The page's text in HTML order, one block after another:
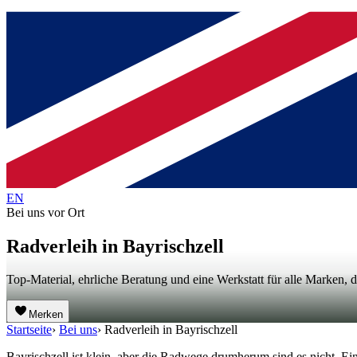
EN
Bei uns vor Ort
Radverleih in Bayrischzell
Top-Material, ehrliche Beratung und eine Werkstatt für alle Marken,
Merken
Startseite› Bei uns› Radverleih in Bayrischzell